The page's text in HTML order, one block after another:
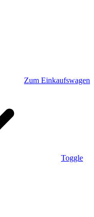
Zum Einkaufswagen
Toggle